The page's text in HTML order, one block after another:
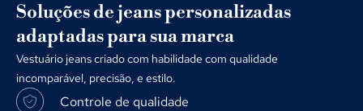
Soluções de jeans personalizadas
adaptadas para sua marca
Vestuário jeans criado com habilidade com qualidade
incomparável, precisão, e estilo.
Controle de qualidade